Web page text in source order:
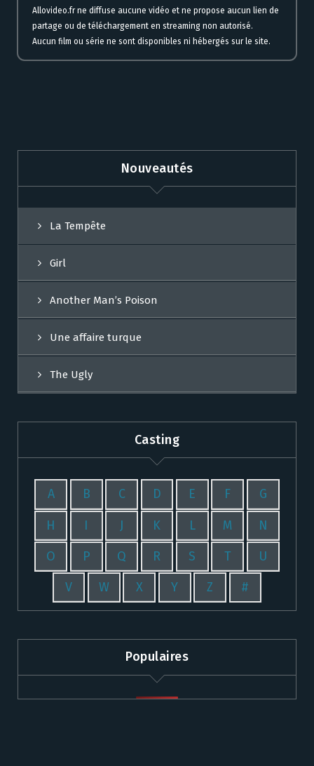
Allovideo.fr ne diffuse aucune vidéo et ne propose aucun lien de
partage ou de téléchargement en streaming non autorisé.
Aucun film ou série ne sont disponibles ni hébergés sur le site.
Nouveautés
La Tempête
Girl
Another Man’s Poison
Une affaire turque
The Ugly
Casting
A B C D E F G
H I J K L M N
O P Q R S T U
V W X Y Z #
Populaires